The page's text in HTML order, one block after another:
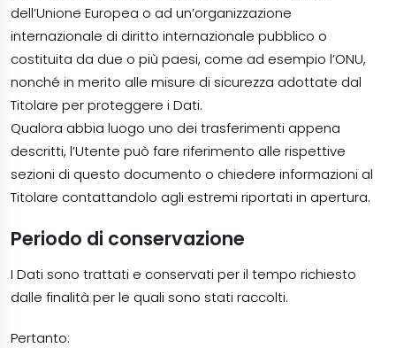
dell’Unione Europea o ad un’organizzazione
internazionale di diritto internazionale pubblico o
costituita da due o più paesi, come ad esempio l’ONU,
nonché in merito alle misure di sicurezza adottate dal
Titolare per proteggere i Dati.
Qualora abbia luogo uno dei trasferimenti appena
descritti, l’Utente può fare riferimento alle rispettive
sezioni di questo documento o chiedere informazioni al
Titolare contattandolo agli estremi riportati in apertura.
Periodo di conservazione
I Dati sono trattati e conservati per il tempo richiesto
dalle finalità per le quali sono stati raccolti.
Pertanto: